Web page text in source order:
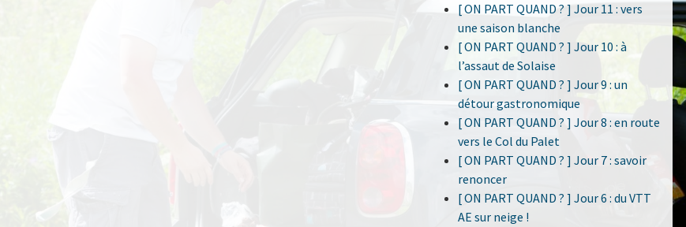
[ ON PART QUAND ? ] Jour 11 : vers
une saison blanche
[ ON PART QUAND ? ] Jour 10 : à
l’assaut de Solaise
[ ON PART QUAND ? ] Jour 9 : un
détour gastronomique
[ ON PART QUAND ? ] Jour 8 : en route
vers le Col du Palet
[ ON PART QUAND ? ] Jour 7 : savoir
renoncer
[ ON PART QUAND ? ] Jour 6 : du VTT
AE sur neige !